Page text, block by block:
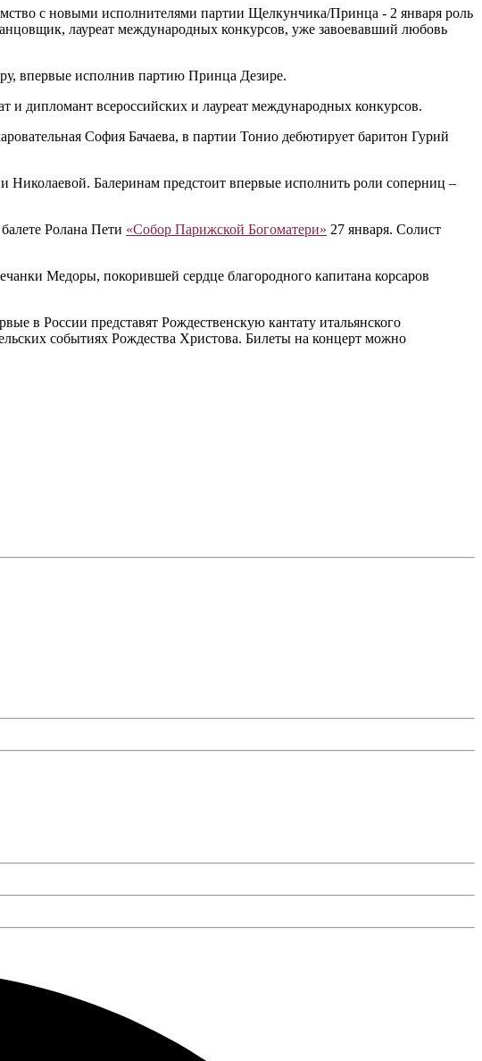
с новыми исполнителями партии Щелкунчика/Принца - 2 января роль
лауреат международных конкурсов, уже завоевавший любовь
впервые исполнив партию Принца Дезире.
и дипломант всероссийских и лауреат международных конкурсов.
София Бачаева, в партии Тонио дебютирует баритон Гурий
Балеринам предстоит впервые исполнить роли соперниц –
Ролана Пети «Собор Парижской Богоматери» 27 января. Солист
Медоры, покорившей сердце благородного капитана корсаров
в России представят Рождественскую кантату итальянского
событиях Рождества Христова. Билеты на концерт можно